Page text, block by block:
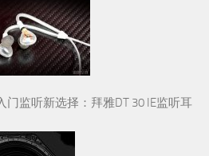
监听新选择：拜雅DT 30 IE监听耳